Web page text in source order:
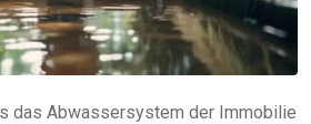
das Abwassersystem der Immobilie